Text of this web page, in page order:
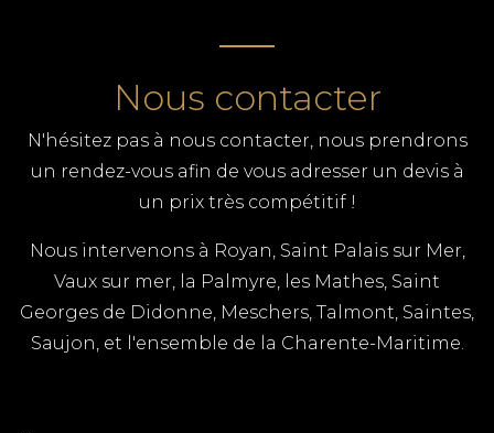
Nous contacter
N'hésitez pas à nous contacter, nous prendrons
un rendez-vous afin de vous adresser un devis à
un prix très compétitif !
Nous intervenons à Royan, Saint Palais sur Mer,
Vaux sur mer, la Palmyre, les Mathes, Saint
Georges de Didonne, Meschers, Talmont, Saintes,
Saujon, et l'ensemble de la Charente-Maritime.